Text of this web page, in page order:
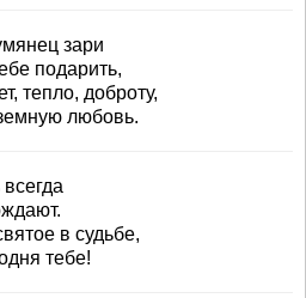
зари
подарить,
тепло, доброту,
любовь.
в судьбе,
тебе!